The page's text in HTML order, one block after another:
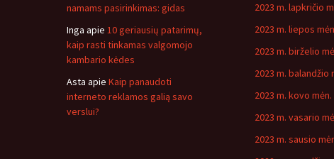
namams pasirinkimas: gidas
Inga apie 10 geriausių patarimų,
kaip rasti tinkamas valgomojo
kambario kėdes
Asta apie Kaip panaudoti
interneto reklamos galią savo
verslui?
2023 m. lapkričio
2023 m. liepos
2023 m. birželio
2023 m. balandžio
2023 m. kovo mėn.
2023 m. vasario
2023 m. sausio